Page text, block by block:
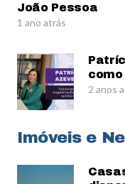
João Pessoa
1 ano atrás
como
2 anos
Imóveis e